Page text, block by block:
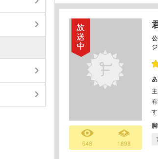
648 1898